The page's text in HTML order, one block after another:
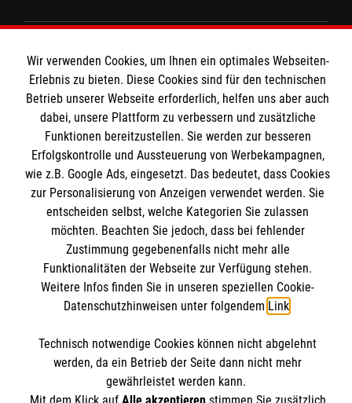
Angebote und Leistungen
Unsere Kurse
Mitwirken
Ansprechpartner
Standorte
Informationen
Kontakt
Impressum
Datenschutz
Barrierefreiheit
Medizinproduktesicherheit
Netiquette
Malteser online
Malteser bundesweit
Malteser im Bistum Mainz
Malteserorden
Malteser Jugend
Spendenkonto
Empfänger: Malteser Hilfsdienst e.V.
IBAN: DE53 3706 0193 4004 3550 11
BIC: GENODED1PAX
Soziale Netzwerke
Wir verwenden Cookies, um Ihnen ein optimales Webseiten-
Erlebnis zu bieten. Diese Cookies sind für den technischen
Betrieb unserer Webseite erforderlich, helfen uns aber auch
dabei, unsere Plattform zu verbessern und zusätzliche
Funktionen bereitzustellen. Sie werden zur besseren
Erfolgskontrolle und Aussteuerung von Werbekampagnen,
wie z.B. Google Ads, eingesetzt. Das bedeutet, dass Cookies
zur Personalisierung von Anzeigen verwendet werden. Sie
entscheiden selbst, welche Kategorien Sie zulassen
möchten. Beachten Sie jedoch, dass bei fehlender
Zustimmung gegebenenfalls nicht mehr alle
Funktionalitäten der Webseite zur Verfügung stehen.
Weitere Infos finden Sie in unseren speziellen Cookie-
Datenschutzhinweisen unter folgendem Link.
Technisch notwendige Cookies können nicht abgelehnt
werden, da ein Betrieb der Seite dann nicht mehr
gewährleistet werden kann.